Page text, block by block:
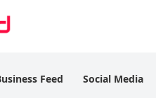
Feed Social Media